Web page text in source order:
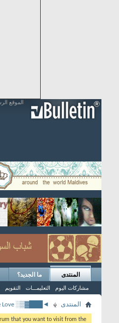
الموقع
المنتدى
مشاركات اليوم التعليمـــات التقويم
ما الجديد؟
المنتدى ◄███▓▒░ As Much As We Love░▒
that you want to visit from the